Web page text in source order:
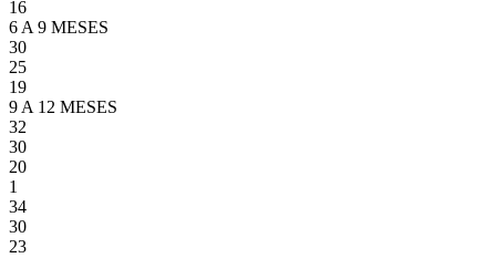
16
6 A 9 MESES
30
25
19
9 A 12 MESES
32
30
20
1
34
30
23